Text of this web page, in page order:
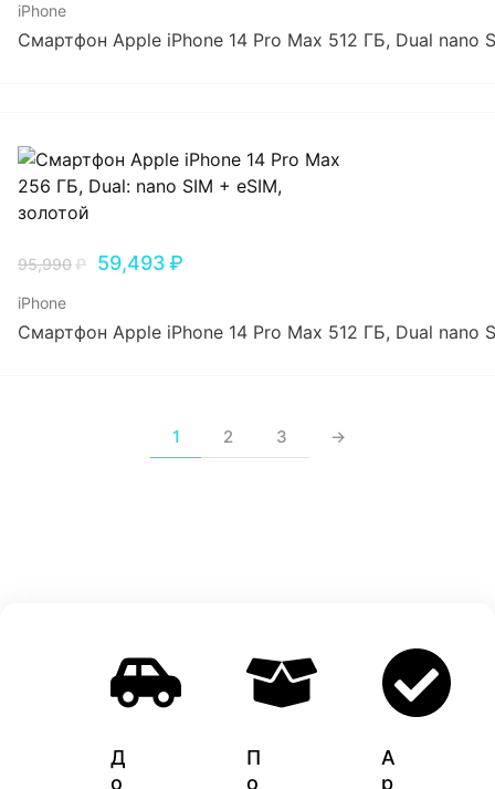
iPhone
Смартфон Apple iPhone 14 Pro Max 512 ГБ, Dual nano
95,990₽ 59,493₽
iPhone
Смартфон Apple iPhone 14 Pro Max 512 ГБ, Dual nano
1 2 3 →
Д
о
П
о
A
p